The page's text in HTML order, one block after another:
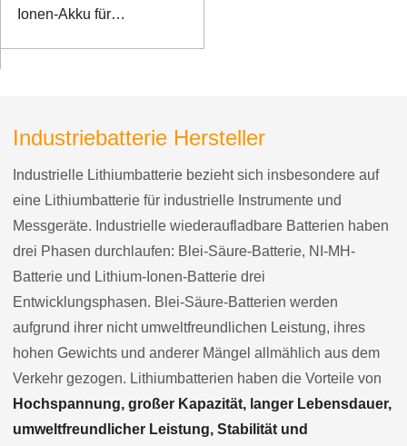
Ionen-Akku für
Industriebatterie Hersteller
Industrielle Lithiumbatterie bezieht sich insbesondere auf
eine Lithiumbatterie für industrielle Instrumente und
Messgeräte. Industrielle wiederaufladbare Batterien haben
drei Phasen durchlaufen: Blei-Säure-Batterie, NI-MH-
Batterie und Lithium-Ionen-Batterie drei
Entwicklungsphasen. Blei-Säure-Batterien werden
aufgrund ihrer nicht umweltfreundlichen Leistung, ihres
hohen Gewichts und anderer Mängel allmählich aus dem
Verkehr gezogen. Lithiumbatterien haben die Vorteile von
Hochspannung, großer Kapazität, langer Lebensdauer,
umweltfreundlicher Leistung, Stabilität und